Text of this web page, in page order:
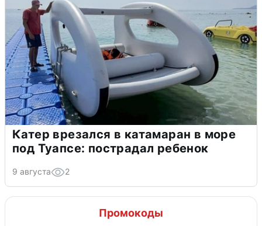
Катер врезался в катамаран в море
под Туапсе: пострадал ребенок
9 августа 2
Промокоды